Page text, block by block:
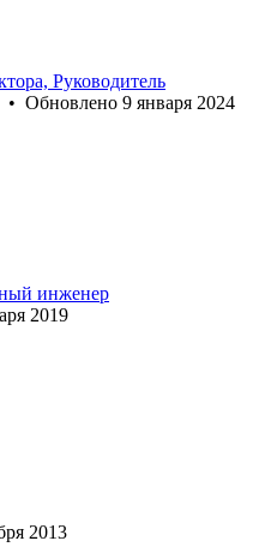
Руководитель
• Обновлено 9 января 2024
инженер
2019
2013